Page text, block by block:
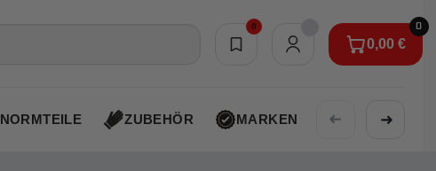
0
Merkliste
0
0,00 €
0,00 €
NORMTEILE ZUBEHÖR MARKEN AKTIONEN
➜ ➜